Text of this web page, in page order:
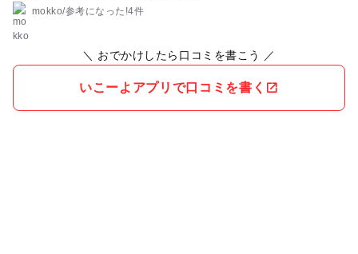
mokko/参考になった!4件
＼ おでかけしたら口コミを書こう ／
いこーよアプリで口コミを書く